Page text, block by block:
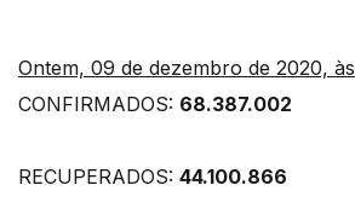
Ontem, 09 de dezembro de 2020, às
CONFIRMADOS: 68.387.002
RECUPERADOS: 44.100.866